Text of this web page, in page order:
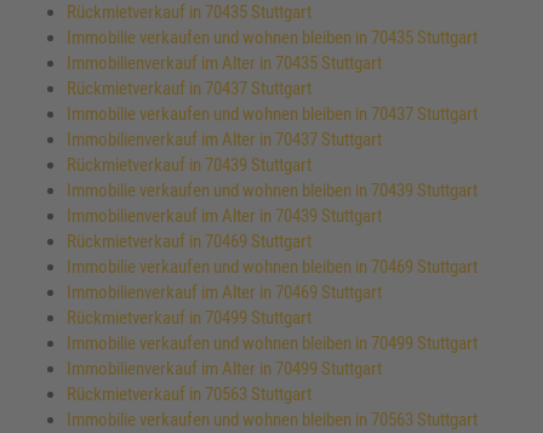
Rückmietverkauf in 70435 Stuttgart
Immobilie verkaufen und wohnen bleiben in 70435 Stuttgart
Immobilienverkauf im Alter in 70435 Stuttgart
Rückmietverkauf in 70437 Stuttgart
Immobilie verkaufen und wohnen bleiben in 70437 Stuttgart
Immobilienverkauf im Alter in 70437 Stuttgart
Rückmietverkauf in 70439 Stuttgart
Immobilie verkaufen und wohnen bleiben in 70439 Stuttgart
Immobilienverkauf im Alter in 70439 Stuttgart
Rückmietverkauf in 70469 Stuttgart
Immobilie verkaufen und wohnen bleiben in 70469 Stuttgart
Immobilienverkauf im Alter in 70469 Stuttgart
Rückmietverkauf in 70499 Stuttgart
Immobilie verkaufen und wohnen bleiben in 70499 Stuttgart
Immobilienverkauf im Alter in 70499 Stuttgart
Rückmietverkauf in 70563 Stuttgart
Immobilie verkaufen und wohnen bleiben in 70563 Stuttgart